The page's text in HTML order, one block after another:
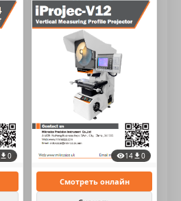
0 14 0
Смотреть онлайн